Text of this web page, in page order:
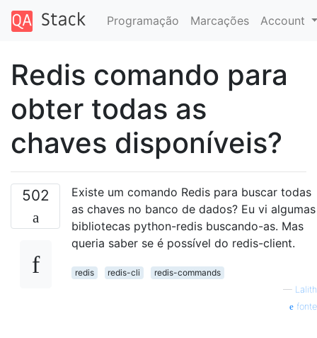
Programação Marcações Account
Redis comando para
obter todas as
chaves disponíveis?
502
Existe um comando Redis para buscar todas
as chaves no banco de dados? Eu vi algumas
bibliotecas python-redis buscando-as. Mas
queria saber se é possível do redis-client.
redis redis-cli
redis-commands
— Lalith
fonte